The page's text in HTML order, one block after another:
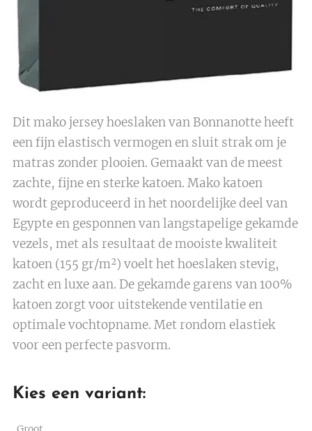
Dit mako jersey hoeslaken van Bonnanotte heeft
een fijn elastisch vermogen en sluit strak om je
matras zonder plooien. Gemaakt van de meest
zachte, fijne en sterke katoen. Mako katoen
wordt geproduceerd in het noordelijke deel van
Egypte en gesponnen van langstapelige gekamde
vezels, met als resultaat de mooiste kwaliteit
katoen (155 gr/m²) voelt het hoeslaken stevig,
zacht en luxe aan. De gekamde garens van 100%
katoen zorgt voor uitstekende ventilatie en
optimale vochtopname. Met rondom elastiek
voor een perfecte pasvorm.
Kies een variant: